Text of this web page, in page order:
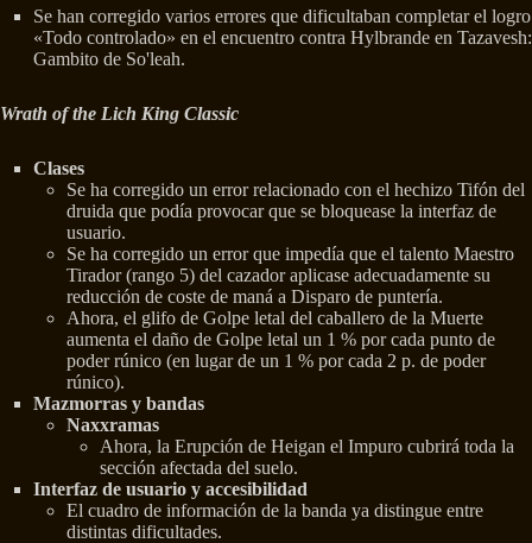
Se han corregido varios errores que dificultaban completar el logro
«Todo controlado» en el encuentro contra Hylbrande en Tazavesh:
Gambito de So'leah.
Wrath of the Lich King Classic
Clases
Se ha corregido un error relacionado con el hechizo Tifón del
druida que podía provocar que se bloquease la interfaz de
usuario.
Se ha corregido un error que impedía que el talento Maestro
Tirador (rango 5) del cazador aplicase adecuadamente su
reducción de coste de maná a Disparo de puntería.
Ahora, el glifo de Golpe letal del caballero de la Muerte
aumenta el daño de Golpe letal un 1 % por cada punto de
poder rúnico (en lugar de un 1 % por cada 2 p. de poder
rúnico).
Mazmorras y bandas
Naxxramas
Ahora, la Erupción de Heigan el Impuro cubrirá toda la
sección afectada del suelo.
Interfaz de usuario y accesibilidad
El cuadro de información de la banda ya distingue entre
distintas dificultades.